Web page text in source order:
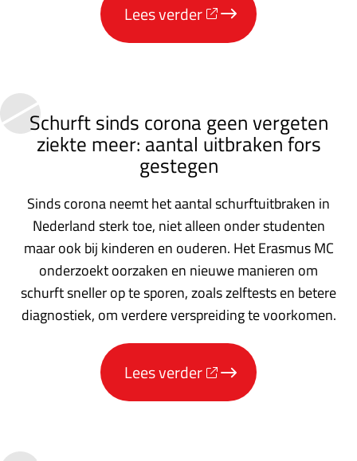
Lees verder
over
'Sinds
mogen
voorschrijven,
neemt
gebruik
toe'
op
Nationale
zorggids
Schurft sinds corona geen vergeten
ziekte meer: aantal uitbraken fors
gestegen
Sinds corona neemt het aantal schurftuitbraken in
Nederland sterk toe, niet alleen onder studenten
maar ook bij kinderen en ouderen. Het Erasmus MC
onderzoekt oorzaken en nieuwe manieren om
schurft sneller op te sporen, zoals zelftests en betere
diagnostiek, om verdere verspreiding te voorkomen.
Lees verder
over
'Schurft